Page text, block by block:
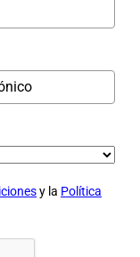
y la Política